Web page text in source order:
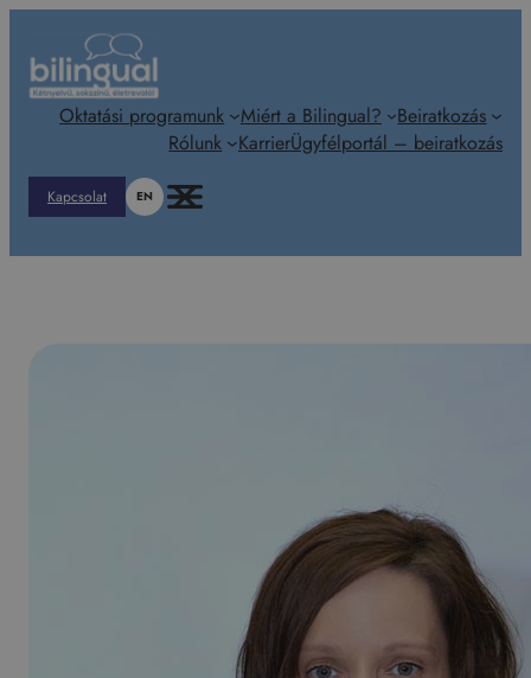
tartalomhoz
Oktatási programunk Miért a Bilingual?
Beiratkozás
Rólunk
KarrierÜgyfélportál – beiratkozás
Kapcsolat EN